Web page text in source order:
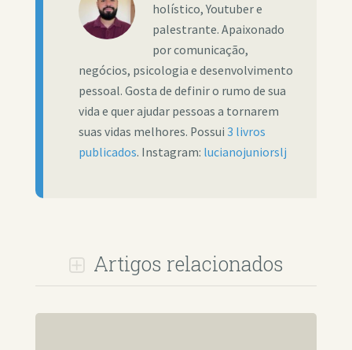
holístico, Youtuber e
palestrante. Apaixonado
por comunicação,
negócios, psicologia e desenvolvimento
pessoal. Gosta de definir o rumo de sua
vida e quer ajudar pessoas a tornarem
suas vidas melhores. Possui 3 livros
publicados. Instagram: lucianojuniorslj
Artigos relacionados